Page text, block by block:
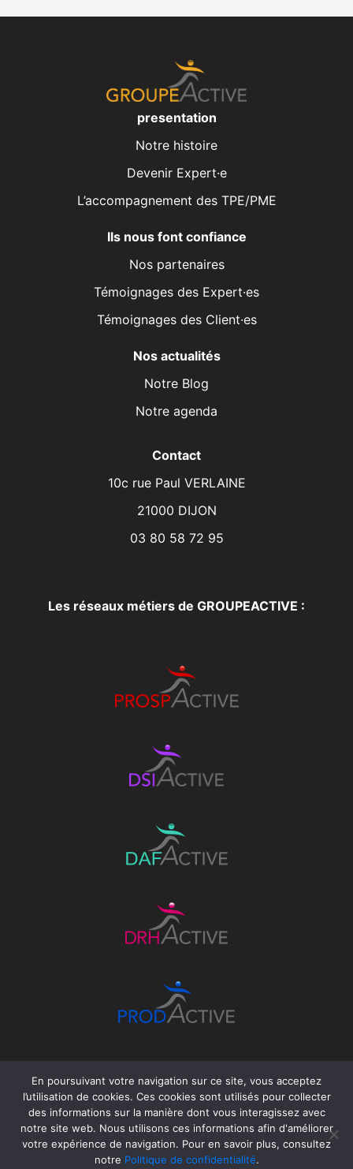
presentation
Notre histoire
Devenir Expert·e
L’accompagnement des TPE/PME
Ils nous font confiance
Nos partenaires
Témoignages des Expert·es
Témoignages des Client·es
Nos actualités
Notre Blog
Notre agenda
Contact
10c rue Paul VERLAINE
21000 DIJON
03 80 58 72 95
Les réseaux métiers de GROUPEACTIVE :
©GROUPEACTIVE
Politique de
En poursuivant votre navigation sur ce site, vous acceptez
l’utilisation de cookies. Ces cookies sont utilisés pour collecter
des informations sur la manière dont vous interagissez avec
notre site web. Nous utilisons ces informations afin d'améliorer
votre expérience de navigation. Pour en savoir plus, consultez
notre Politique de confidentialité.